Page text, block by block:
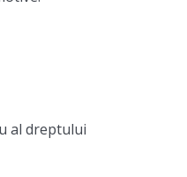
al dreptului